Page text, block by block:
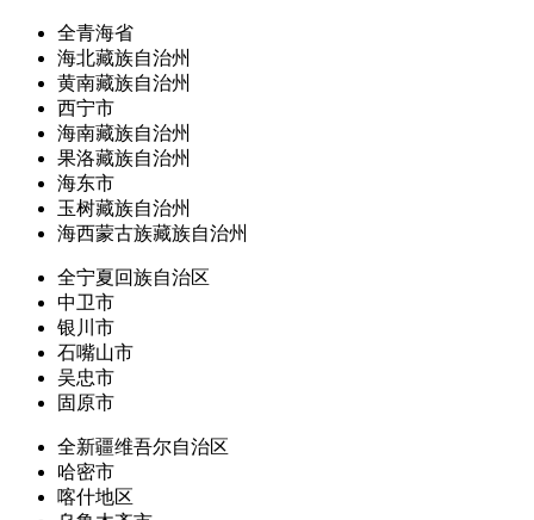
全青海省
海北藏族自治州
黄南藏族自治州
西宁市
海南藏族自治州
果洛藏族自治州
海东市
玉树藏族自治州
海西蒙古族藏族自治州
全宁夏回族自治区
中卫市
银川市
石嘴山市
吴忠市
固原市
全新疆维吾尔自治区
哈密市
喀什地区